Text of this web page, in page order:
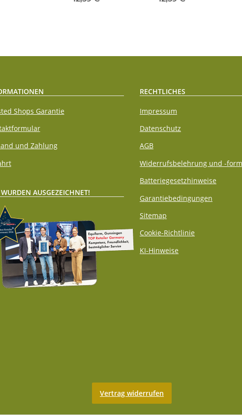
Shops Garantie
und Zahlung
AUSGEZEICHNET!
RECHTLICHES
Impressum
Datenschutz
AGB
Widerrufsbelehrung und -
Batteriegesetzhinweise
Garantiebedingungen
Sitemap
Cookie-Richtlinie
KI-Hinweise
Vertrag widerrufen